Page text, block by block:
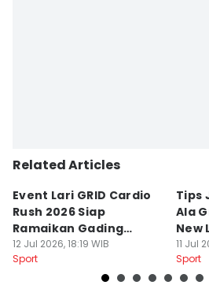
Related Articles
Event Lari GRID Cardio
Rush 2026 Siap
Ramaikan Gading
Serpong
12 Jul 2026, 18:19 WIB
Sport
Tips
Ala
New
2026
11 Jul
Sport